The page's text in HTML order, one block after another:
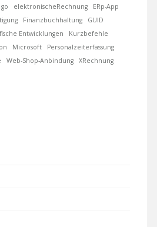
elektronischeRechnung
ERp-App
Finanzbuchhaltung
GUID
Entwicklungen
Kurzbefehle
Microsoft
Personalzeiterfassung
Web-Shop-Anbindung
XRechnung